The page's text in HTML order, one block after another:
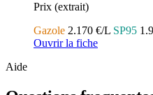
Prix (extrait)
Gazole 2.170 €/L SP95
Ouvrir la fiche
Aide